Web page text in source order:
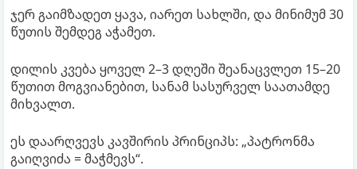
ჯერ გაიმზადეთ ყავა, იარეთ სახლში, და მინიმუმ 30
წუთის შემდეგ აჭამეთ.
დილის კვება ყოველ 2–3 დღეში შეანაცვლეთ 15–20
წუთით მოგვიანებით, სანამ სასურველ საათამდე
მიხვალთ.
ეს დაარღვევს კავშირის პრინციპს: „პატრონმა
გაიღვიძა = მაჭმევს“.